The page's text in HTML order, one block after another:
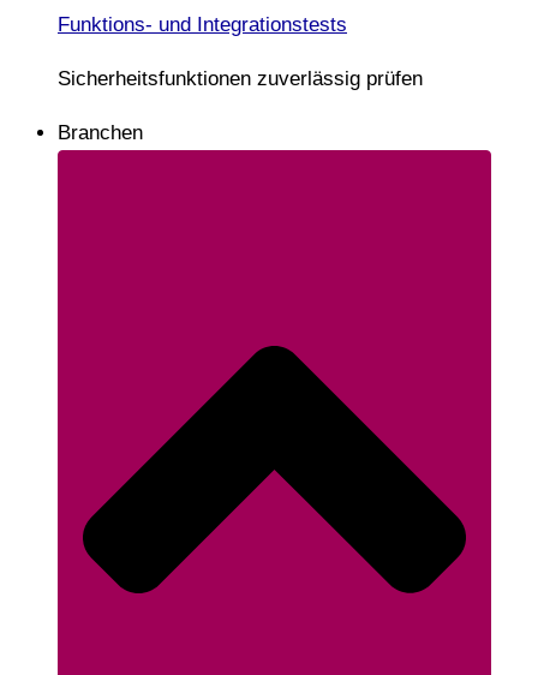
Funktions- und Integrationstests
Sicherheitsfunktionen zuverlässig prüfen
Branchen